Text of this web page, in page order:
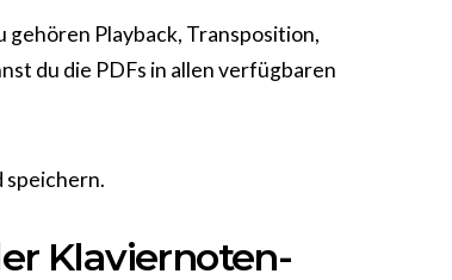
Playback, Transposition,
du die PDFs in allen verfügbaren
speichern.
Klaviernoten-